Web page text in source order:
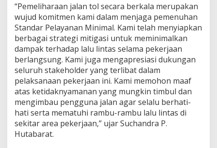
a
r
t
a
–
T
a
n
g
r
a
n
g
“Pemeliharaan jalan tol secara berkala merupakan
wujud komitmen kami dalam menjaga pemenuhan
Standar Pelayanan Minimal. Kami telah menyiapkan
berbagai strategi mitigasi untuk meminimalkan
dampak terhadap lalu lintas selama pekerjaan
berlangsung. Kami juga mengapresiasi dukungan
seluruh stakeholder yang terlibat dalam
pelaksanaan pekerjaan ini. Kami memohon maaf
atas ketidaknyamanan yang mungkin timbul dan
mengimbau pengguna jalan agar selalu berhati-
hati serta mematuhi rambu-rambu lalu lintas di
sekitar area pekerjaan,” ujar Suchandra P.
Hutabarat.